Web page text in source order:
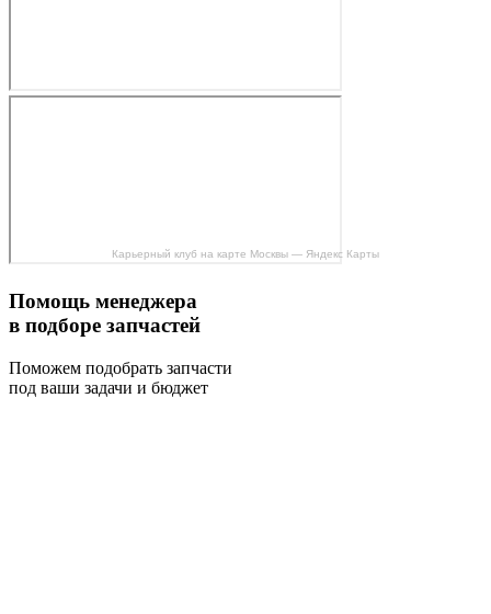
Карьерный клуб на карте Москвы — Яндекс Карты
Помощь менеджера
в подборе запчастей
Поможем подобрать запчасти
под ваши задачи и бюджет